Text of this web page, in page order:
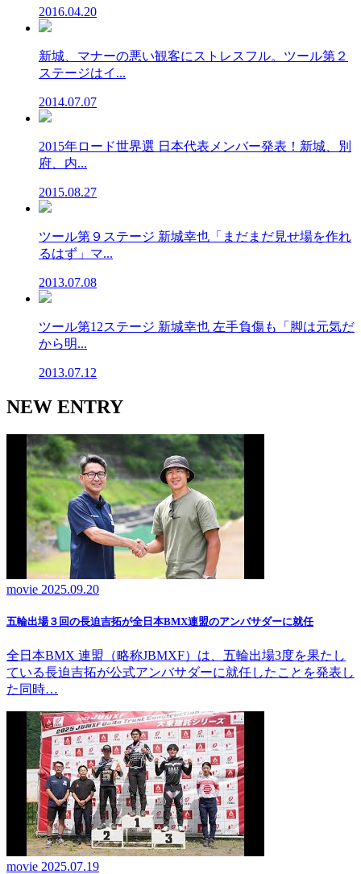
2016.04.20
新城、マナーの悪い観客にストレスフル。ツール第２
ステージはイ...
2014.07.07
2015年ロード世界選 日本代表メンバー発表！新城、別
府、内...
2015.08.27
ツール第９ステージ 新城幸也「まだまだ見せ場を作れ
るはず」マ...
2013.07.08
ツール第12ステージ 新城幸也 左手負傷も「脚は元気だ
から明...
2013.07.12
NEW ENTRY
movie 2025.09.20
五輪出場３回の長迫吉拓が全日本BMX連盟のアンバサダーに就任
全日本BMX 連盟（略称JBMXF）は、五輪出場3度を果たし
ている長迫吉拓が公式アンバサダーに就任したことを発表し
た同時…
movie 2025.07.19